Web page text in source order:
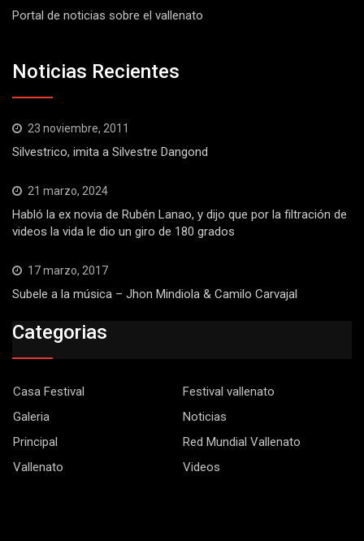
Portal de noticias sobre el vallenato
Noticias Recientes
23 noviembre, 2011
Silvestrico, imita a Silvestre Dangond
21 marzo, 2024
Habló la ex novia de Rubén Lanao, y dijo que por la filtración de
videos la vida le dio un giro de 180 grados
17 marzo, 2017
Subele a la música – Jhon Mindiola & Camilo Carvajal
Categorias
Casa Festival
Festival vallenato
Galeria
Noticias
Principal
Red Mundial Vallenato
Vallenato
Videos